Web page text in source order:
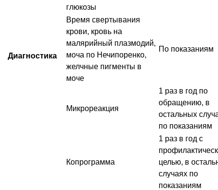
Диагностика
глюкозы
Время свертывания
крови, кровь на
малярийный плазмодий,
моча по Нечипоренко,
желчные пигменты в
моче
По показаниям
Микрореакция
1 раз в год по
обращению, в
остальных
по показаниям
Копрограмма
1 раз в год с
целью, в
случаях по
показаниям